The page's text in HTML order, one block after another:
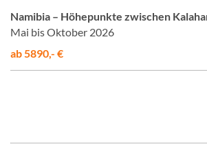
Namibia – Höhepunkte zwischen
Mai bis Oktober 2026
ab 5890,- €